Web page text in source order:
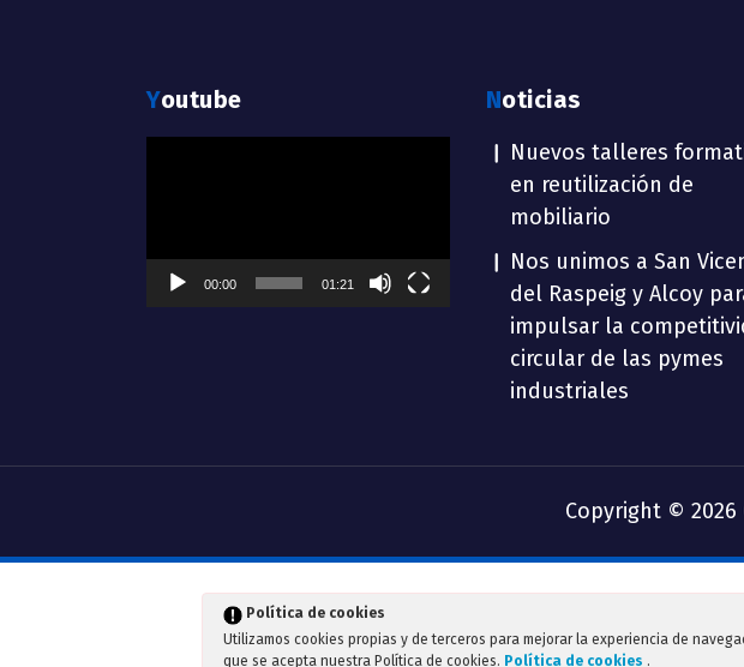
Youtube
00:00 01:21
Noticias
Nuevos talleres
en reutilización de
mobiliario
Nos unimos a San
del Raspeig y Alcoy
impulsar la
circular de las pymes
industriales
Copyright © 2026
Política de cookies
Utilizamos cookies propias y de terceros para mejorar la experiencia de
que se acepta nuestra Política de cookies. Política de cookies .